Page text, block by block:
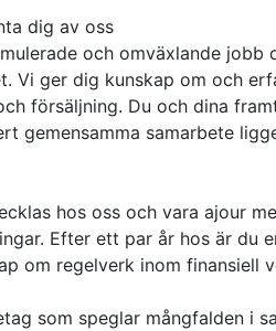
dig av oss
och omväxlande jobb
Vi ger dig kunskap om och
försäljning. Du och dina
gemensamma samarbete
hos oss och vara ajour
Efter ett par år hos är du
om regelverk inom finansiell
som speglar mångfalden i